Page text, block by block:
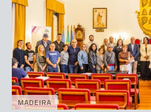
MADEIRA